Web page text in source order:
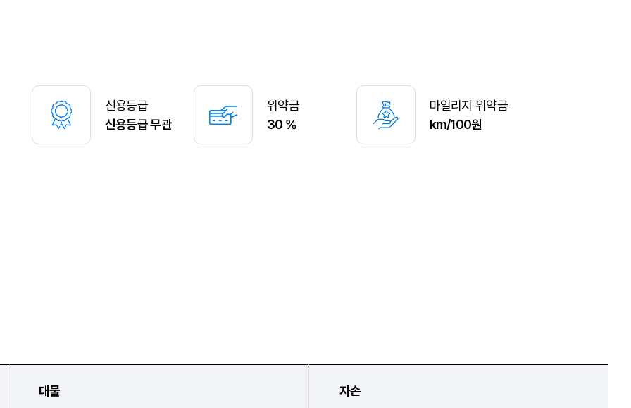
신용등급
신용등급 무관
위약금
30 %
마일리지 위약금
km/100원
대물 자손